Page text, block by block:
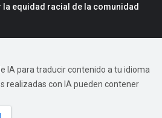
la equidad racial de la comunidad
IA para traducir contenido a tu idioma
realizadas con IA pueden contener